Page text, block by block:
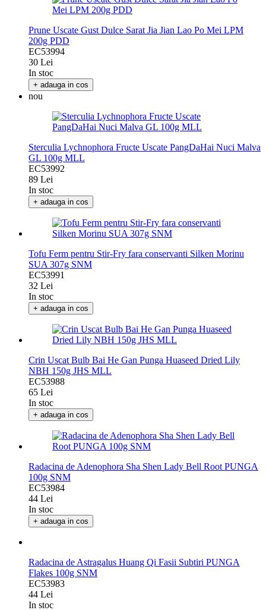
Prune Uscate Gust Dulce Sarat Jia Jian Lao Po Mei LPM
200g PDD
EC53994
30 Lei
In stoc
+ adauga in cos
nou
Sterculia Lychnophora Fructe Uscate PangDaHai Nuci Malva
GL 100g MLL
EC53992
89 Lei
In stoc
+ adauga in cos
Tofu Ferm pentru Stir-Fry fara conservanti Silken Morinu
SUA 307g SNM
EC53991
32 Lei
In stoc
+ adauga in cos
Crin Uscat Bulb Bai He Gan Punga Huaseed Dried Lily
NBH 150g JHS MLL
EC53988
65 Lei
In stoc
+ adauga in cos
Radacina de Adenophora Sha Shen Lady Bell Root PUNGA
100g SNM
EC53984
44 Lei
In stoc
+ adauga in cos
Radacina de Astragalus Huang Qi Fasii Subtiri PUNGA
Flakes 100g SNM
EC53983
44 Lei